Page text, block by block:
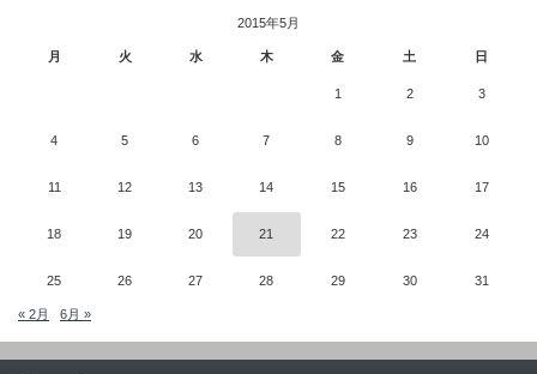
2015年5月
月 火 水 木 金 土 日
1 2 3
4 5 6 7 8 9 10
11 12 13 14 15 16 17
18 19 20 21 22 23 24
25 26 27 28 29 30 31
« 2月 6月 »